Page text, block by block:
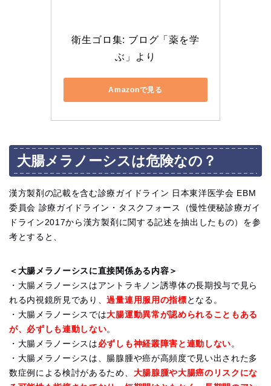
衛生ゴロ集: ブログ「薬を学
ぶ」より
Amazonで見る
大腸メラノーシスは危険なの？
漢方製剤の記載を含む診療ガイドライン 日本東洋医学会 EBM
委員会 診療ガイドライン・タスクフォース（慢性便秘診療ガイ
ドライン2017から漢方製剤に関する記述を抽出したもの）を参
考とすると、
＜大腸メラノーシスに直接関係ある内容＞
・大腸メラノーシスはアントラキノン誘導体の長期投与で見ら
れる内視鏡所見であり、過量連用服用の指標 となる。
・大腸メラノーシスでは大腸運動異常が認められることもある
が、必ずしも連動しない。
・大腸メラノーシスは 必ずしも神経叢障害と連動しない。
・大腸メラノーシスは、腸腺腫や癌が高頻度で見い出された多
数症例による検討があるため、 大腸腺腫や大腸癌のリスクにな